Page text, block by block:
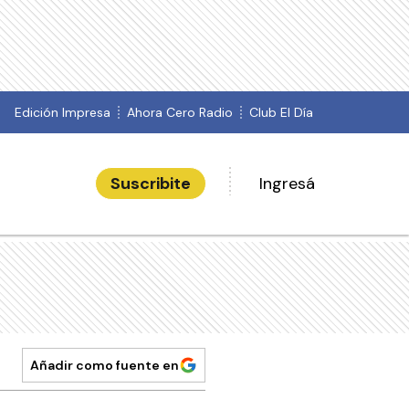
Edición Impresa Ahora Cero Radio Club El Día
Suscribite Ingresá
Añadir como fuente en